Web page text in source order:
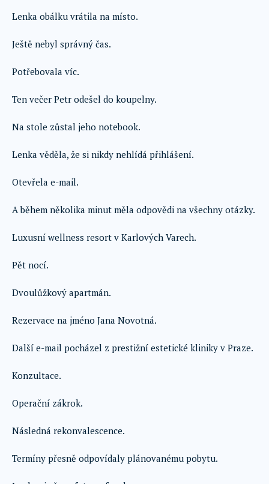
Lenka obálku vrátila na místo.
Ještě nebyl správný čas.
Potřebovala víc.
Ten večer Petr odešel do koupelny.
Na stole zůstal jeho notebook.
Lenka věděla, že si nikdy nehlídá přihlášení.
Otevřela e-mail.
A během několika minut měla odpovědi na všechny otázky.
Luxusní wellness resort v Karlových Varech.
Pět nocí.
Dvoulůžkový apartmán.
Rezervace na jméno Jana Novotná.
Další e-mail pocházel z prestižní estetické kliniky v Praze.
Konzultace.
Operační zákrok.
Následná rekonvalescence.
Termíny přesně odpovídaly plánovanému pobytu.